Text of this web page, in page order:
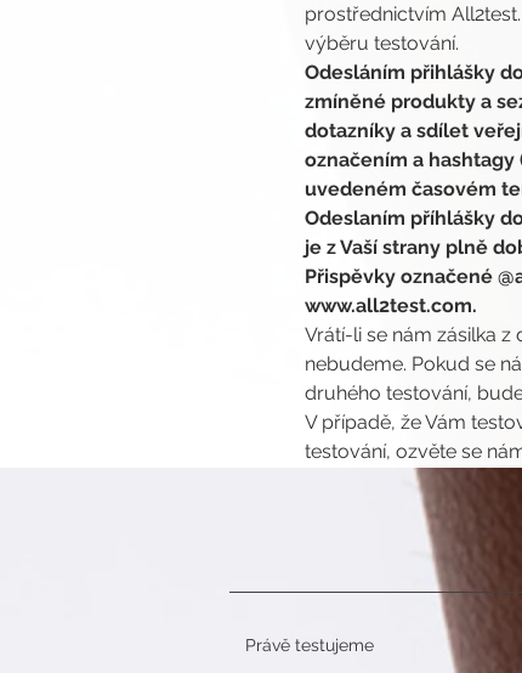
prostřednictvím
výběru testování.
Odesláním přihlášky
zmíněné produkty a
dotazníky a sdílet
označením a
uvedeném časovém
Odeslaním příhlášky
je z Vaší strany plně
Přispěvky označené
www.all2test.com.
Vrátí-li se nám zásilka
nebudeme. Pokud se
druhého testování,
V případě, že Vám
testování, ozvěte se
Právě testujeme